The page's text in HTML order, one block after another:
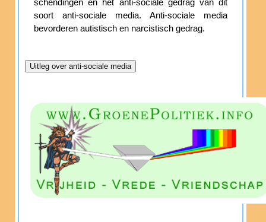
schendingen en het anti-sociale gedrag van dit
soort anti-sociale media. Anti-sociale media
bevorderen autistisch en narcistisch gedrag.